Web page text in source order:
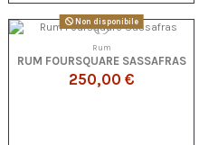
Non disponibile
Rum
RUM FOURSQUARE SASSAFRAS
250,00 €